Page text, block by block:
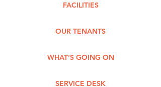
FACILITIES
OUR TENANTS
WHAT'S GOING ON
SERVICE DESK